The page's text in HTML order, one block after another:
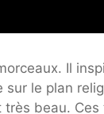
Il
le plan
beau.